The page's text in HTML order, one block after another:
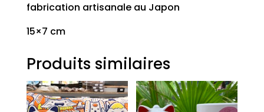
fabrication artisanale au Japon
15×7 cm
Produits similaires